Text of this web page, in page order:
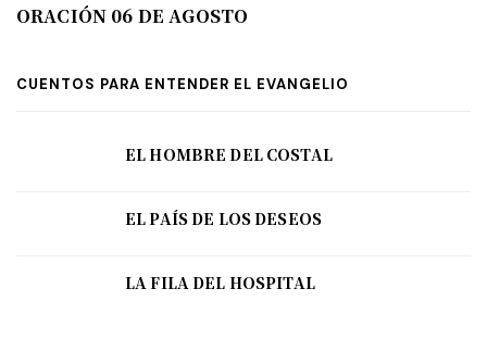
ORACIÓN 06 DE AGOSTO
CUENTOS PARA ENTENDER EL EVANGELIO
EL HOMBRE DEL COSTAL
EL PAÍS DE LOS DESEOS
LA FILA DEL HOSPITAL